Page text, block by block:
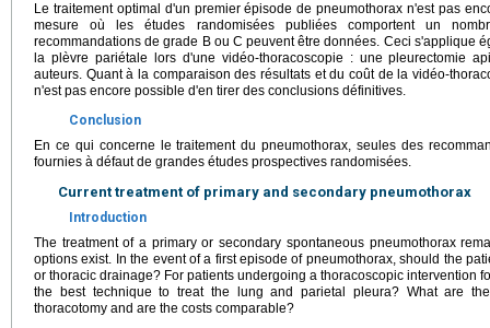
Le traitement optimal d'un premier épisode de pneumothorax n'est pas
mesure où les études randomisées publiées comportent un
recommandations de grade B ou C peuvent être données. Ceci s'applique
la plèvre pariétale lors d'une vidéo-thoracoscopie : une pleurectomie
auteurs. Quant à la comparaison des résultats et du coût de la vidéo-
n'est pas encore possible d'en tirer des conclusions définitives.
Conclusion
En ce qui concerne le traitement du pneumothorax, seules des
fournies à défaut de grandes études prospectives randomisées.
Current treatment of primary and secondary pneumothorax
Introduction
The treatment of a primary or secondary spontaneous pneumothorax
options exist. In the event of a first episode of pneumothorax, should the
or thoracic drainage? For patients undergoing a thoracoscopic intervention
the best technique to treat the lung and parietal pleura? What are
thoracotomy and are the costs comparable?